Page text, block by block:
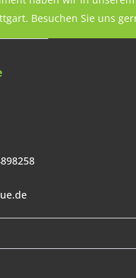
Besuchen Sie uns